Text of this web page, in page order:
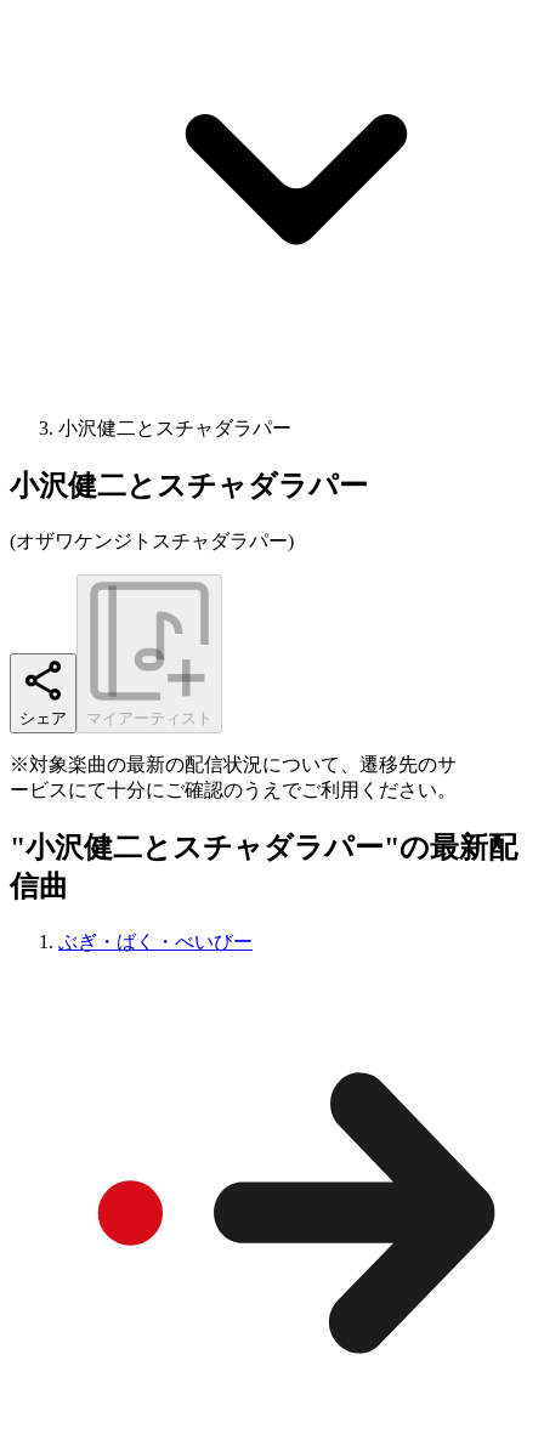
小沢健二とスチャダラパー
小沢健二とスチャダラパー
(オザワケンジトスチャダラパー)
シェア マイアーティスト
※対象楽曲の最新の配信状況について、遷移先のサ
ービスにて十分にご確認のうえでご利用ください。
"小沢健二とスチャダラパー"の最新配
信曲
ぶぎ・ばく・べいびー